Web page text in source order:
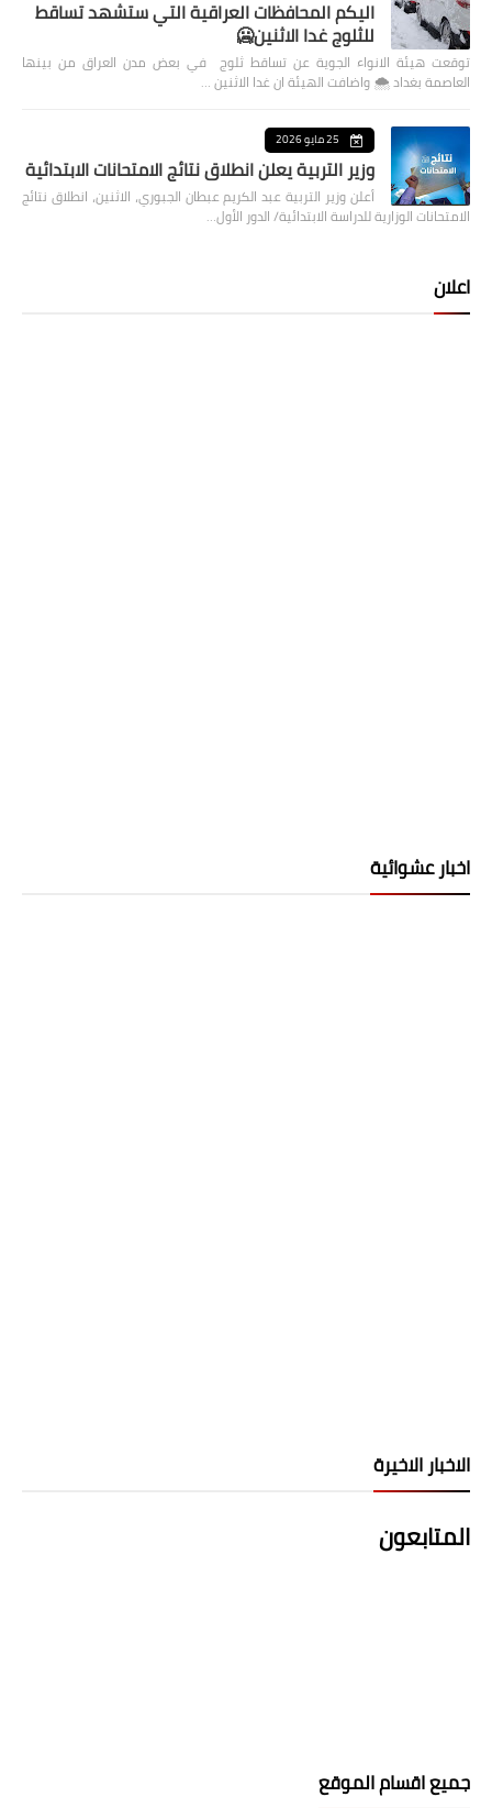
اليكم المحافظات العراقية التي ستشهد تساقط
للثلوج غدا الاثنين🥶
توقعت هيئة الانواء الجوية عن تساقط ثلوج في بعض مدن العراق من بينها
العاصمة بغداد ⁦🌨️⁩ واضافت الهيئة ان غدا الاثنين …
25 مايو 2026
وزير التربية يعلن انطلاق نتائج الامتحانات الابتدائية
أعلن وزير التربية عبد الكريم عبطان الجبوري، الاثنين، انطلاق نتائج
الامتحانات الوزارية للدراسة الابتدائية/ الدور الأول…
اعلان
اخبار عشوائية
الاخبار الاخيرة
المتابعون
جميع اقسام الموقع